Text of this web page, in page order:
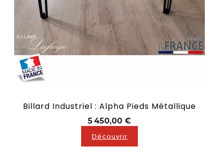
Billard Industriel : Alpha Pieds Métallique
5 450,00 €Prix
Découvrir